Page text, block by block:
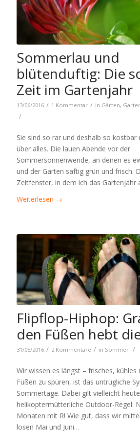
Sommerlau und
blütenduftig: Die
Zeit im Gartenjahr
13/06/2016 / 1 Kommentar / in Gärten,
/
Sie sind so rar und deshalb so kostbar
über alles. Die lauen Abende vor der
Sommersonnenwende, an denen es
und der Garten saftig grün und frisch.
Zeitfenster, in dem ich das Gartenjahr
Weiterlesen →
Flipflop-Hiphop:
den Füßen hebt
31/05/2016 / 2 Kommentare / in Sommer /
Wir wissen es längst – frisches, kühles
Füßen zu spüren, ist das untrügliche
Sommertage. Dabei gilt vielleicht
helikoptermütterliche Outdoor-Regel:
Monaten mit R! Wie gut, dass wir
losen Mai und Juni…